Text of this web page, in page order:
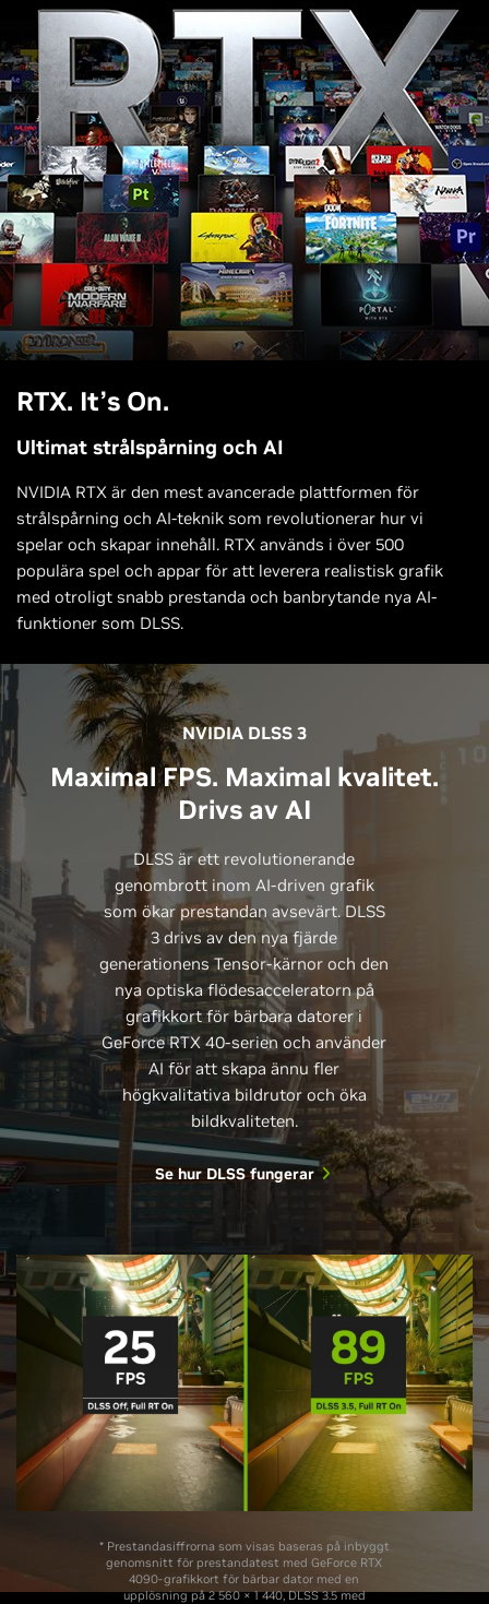
RTX. It’s On.
Ultimat strålspårning och AI
NVIDIA RTX är den mest avancerade plattformen för
strålspårning och AI-teknik som revolutionerar hur vi
spelar och skapar innehåll. RTX används i över 500
populära spel och appar för att leverera realistisk grafik
med otroligt snabb prestanda och banbrytande nya AI-
funktioner som DLSS.
NVIDIA DLSS 3
Maximal FPS. Maximal kvalitet.
Drivs av AI
DLSS är ett revolutionerande
genombrott inom AI-driven grafik
som ökar prestandan avsevärt. DLSS
3 drivs av den nya fjärde
generationens Tensor-kärnor och den
nya optiska flödesacceleratorn på
grafikkort för bärbara datorer i
GeForce RTX 40-serien och använder
AI för att skapa ännu fler
högkvalitativa bildrutor och öka
bildkvaliteten.
Se hur DLSS fungerar
* Prestandasiffrorna som visas baseras på inbyggt
genomsnitt för prestandatest med GeForce RTX
4090-grafikkort för bärbar dator med en
upplösning på 2 560 × 1 440, DLSS 3.5 med